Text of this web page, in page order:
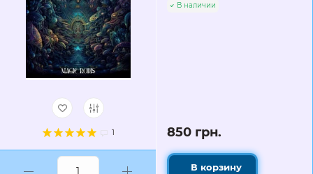
1
В наличии
850 грн.
В корзину